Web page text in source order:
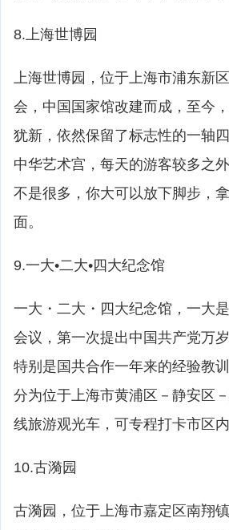
8.上海世博园
上海世博园，位于上海市浦东新
会，中国国家馆改建而成，至今
犹新，依然保留了标志性的一轴
中华艺术宫，每天的游客较多之
不是很多，你大可以放下脚步，
面。
9.一大•二大•四大纪念馆
一大・二大・四大纪念馆，一大
会议，第一次提出中国共产党万
特别是国共合作一年来的经验教
分为位于上海市黄浦区－静安区
线旅游观光车，可专程打卡市区内
10.古漪园
古漪园，位于上海市嘉定区南翔